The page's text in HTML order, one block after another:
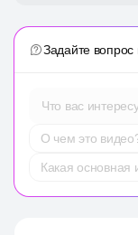
Задайте вопрос
Что вас
О чем это
Какая основная